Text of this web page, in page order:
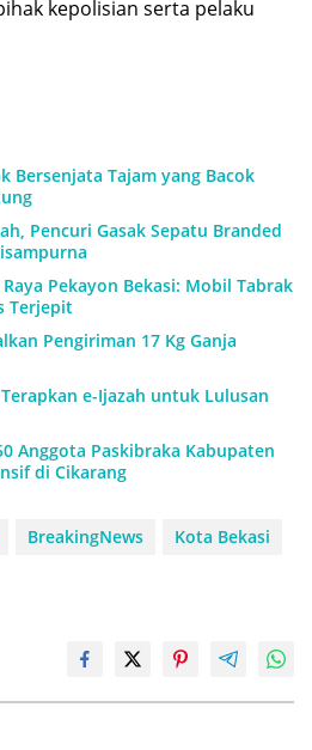
kepolisian serta pelaku
Bersenjata Tajam yang Bacok
Pencuri Gasak Sepatu Branded
Pekayon Bekasi: Mobil Tabrak
Terjepit
Pengiriman 17 Kg Ganja
e-Ijazah untuk Lulusan
Anggota Paskibraka Kabupaten
di Cikarang
BreakingNews
Kota Bekasi